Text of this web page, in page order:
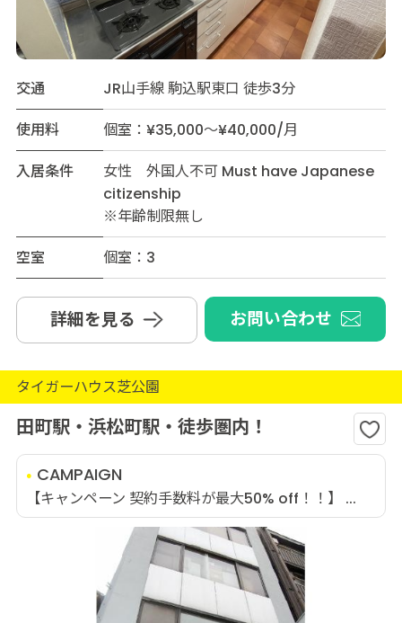
交通
JR山手線 駒込駅東口 徒歩3分
使用料
個室：¥35,000～¥40,000/月
入居条件
女性 外国人不可 Must have Japanese
citizenship
※年齢制限無し
空室
個室：3
詳細を見る お問い合わせ
タイガーハウス芝公園
田町駅・浜松町駅・徒歩圏内！
CAMPAIGN
【キャンペーン 契約手数料が最大50% off！！】 ...